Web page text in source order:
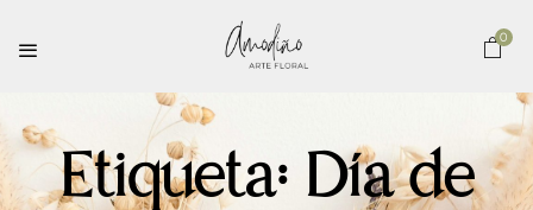
0
Etiqueta: Día de